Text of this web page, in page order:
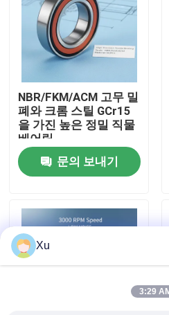
집
제품
우리에 대하여
공장 여행
품질 관리
NBR/FKM/ACM 고무 밀
폐와 크롬 스틸 GCr15
을 가진 높은 정밀 직물
베어링
문의 보내기
Xu
3:29